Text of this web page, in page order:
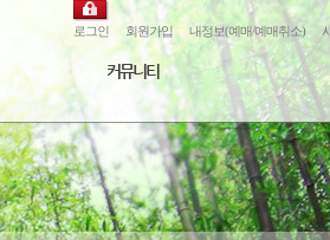
로그인 회원가입 내정보(예매/예매취소)
커뮤니티